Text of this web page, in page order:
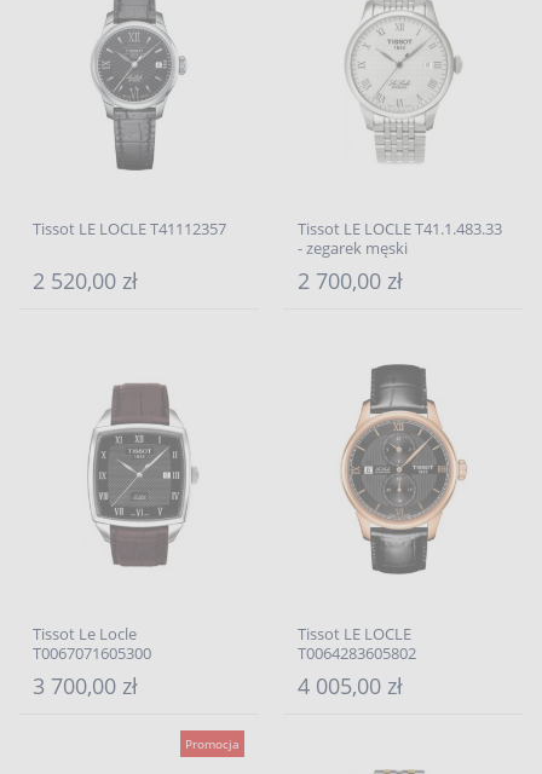
Tissot LE LOCLE T41112357
2 520,00 zł
Tissot LE LOCLE T41.1.483.33
- zegarek męski
2 700,00 zł
Tissot Le Locle
T0067071605300
3 700,00 zł
Tissot LE LOCLE
T0064283605802
4 005,00 zł
Promocja